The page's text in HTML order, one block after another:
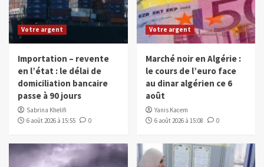
Votre argent
Importation – revente
en l’état : le délai de
domiciliation bancaire
passe à 90 jours
Sabrina Khelifi
6 août 2026 à 15:55
0
Votre argent
Marché noir en Algérie :
le cours de l’euro face
au dinar algérien ce 6
août
Yanis Kacem
6 août 2026 à 15:08
0